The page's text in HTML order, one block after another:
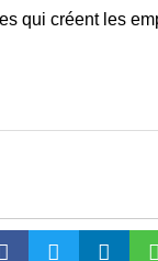
qui créent les